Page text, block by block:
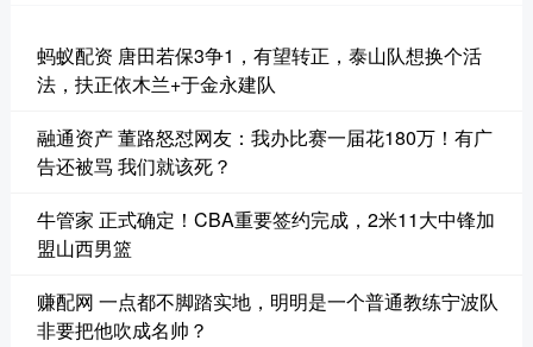
蚂蚁配资 唐田若保3争1，有望转正，泰山队想换个活
法，扶正依木兰+于金永建队
融通资产 董路怒怼网友：我办比赛一届花180万！有广
告还被骂 我们就该死？
牛管家 正式确定！CBA重要签约完成，2米11大中锋加
盟山西男篮
赚配网 一点都不脚踏实地，明明是一个普通教练宁波队
非要把他吹成名帅？